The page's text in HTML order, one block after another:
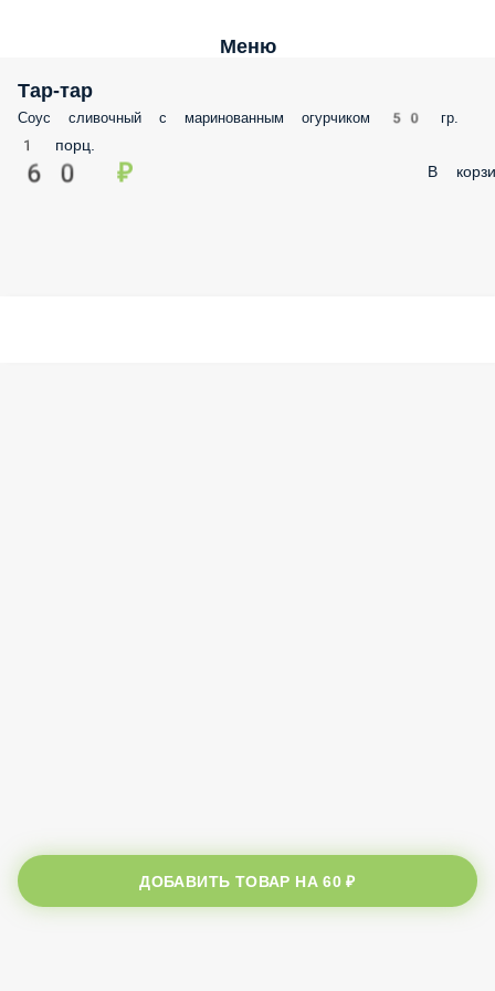
Меню
Тар-тар
Соус сливочный с маринованным огурчиком 50 гр.
1 порц.
60 ₽ В
ДОБАВИТЬ ТОВАР НА60 ₽